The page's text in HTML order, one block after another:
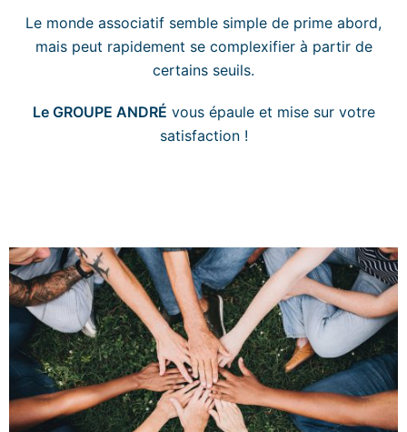
Le monde associatif semble simple de prime abord,
mais peut rapidement se complexifier à partir de
certains seuils.
Le GROUPE ANDRÉ vous épaule et mise sur votre
satisfaction !